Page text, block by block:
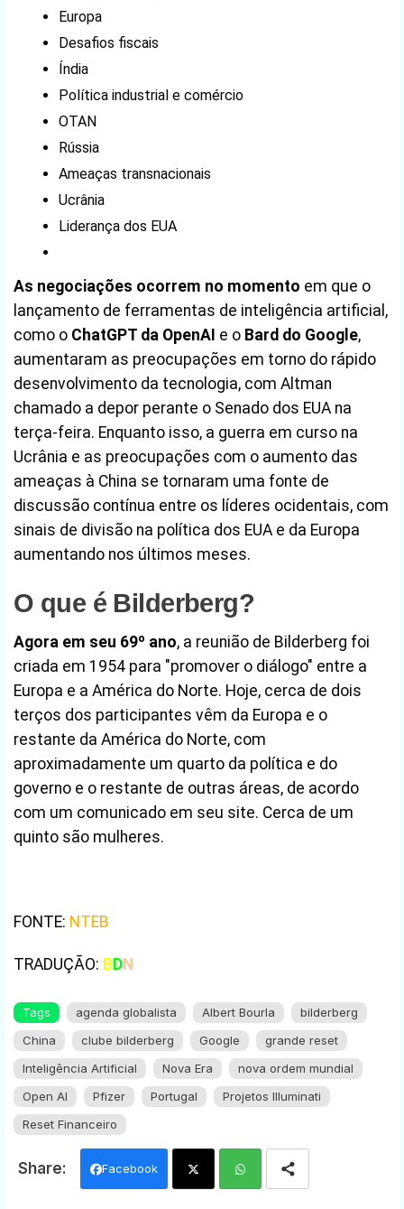
Europa
Desafios fiscais
Índia
Política industrial e comércio
OTAN
Rússia
Ameaças transnacionais
Ucrânia
Liderança dos EUA
As negociações ocorrem no momento em que o
lançamento de ferramentas de inteligência artificial,
como o ChatGPT da OpenAI e o Bard do Google,
aumentaram as preocupações em torno do rápido
desenvolvimento da tecnologia, com Altman
chamado a depor perante o Senado dos EUA na
terça-feira. Enquanto isso, a guerra em curso na
Ucrânia e as preocupações com o aumento das
ameaças à China se tornaram uma fonte de
discussão contínua entre os líderes ocidentais, com
sinais de divisão na política dos EUA e da Europa
aumentando nos últimos meses.
O que é Bilderberg?
Agora em seu 69º ano, a reunião de Bilderberg foi
criada em 1954 para "promover o diálogo" entre a
Europa e a América do Norte. Hoje, cerca de dois
terços dos participantes vêm da Europa e o
restante da América do Norte, com
aproximadamente um quarto da política e do
governo e o restante de outras áreas, de acordo
com um comunicado em seu site. Cerca de um
quinto são mulheres.
FONTE: NTEB
TRADUÇÃO: BDN
Tags agenda globalista Albert Bourla
bilderberg
China
clube bilderberg Google
grande reset
Inteligência Artificial
Nova Era
nova ordem mundial
Open AI
Pfizer Portugal
Projetos Illuminati
Reset Financeiro
Facebook